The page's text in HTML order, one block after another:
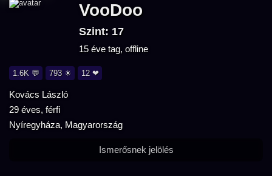
VooDoo
Szint: 17
15 éve tag, offline
1.6K 💬 793 ☀ 12 ❤
Kovács László
29 éves, férfi
Nyíregyháza, Magyarország
Ismerősnek jelölés